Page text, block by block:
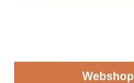
Webshop